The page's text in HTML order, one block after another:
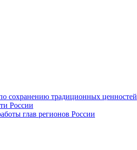
сохранению традиционных ценностей
России
глав регионов России